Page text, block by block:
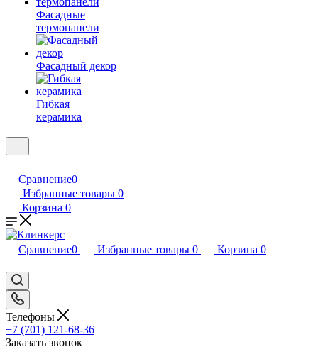
Фасадные
термопанели
Фасадный декор
Гибкая
керамика
Сравнение0
Избранные товары 0
Корзина 0
Сравнение0 Избранные товары 0 Корзина 0
Телефоны
+7 (701) 121-68-36
Заказать звонок